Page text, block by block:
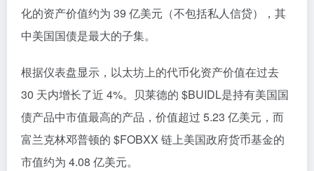
化的资产价值约为 39 亿美元（不包括私人信贷），其
中美国国债是最大的子集。
根据仪表盘显示，以太坊上的代币化资产价值在过去
30 天内增长了近 4%。贝莱德的 $BUIDL是持有美国国
债产品中市值最高的产品，价值超过 5.23 亿美元，而
富兰克林邓普顿的 $FOBXX 链上美国政府货币基金的
市值约为 4.08 亿美元。